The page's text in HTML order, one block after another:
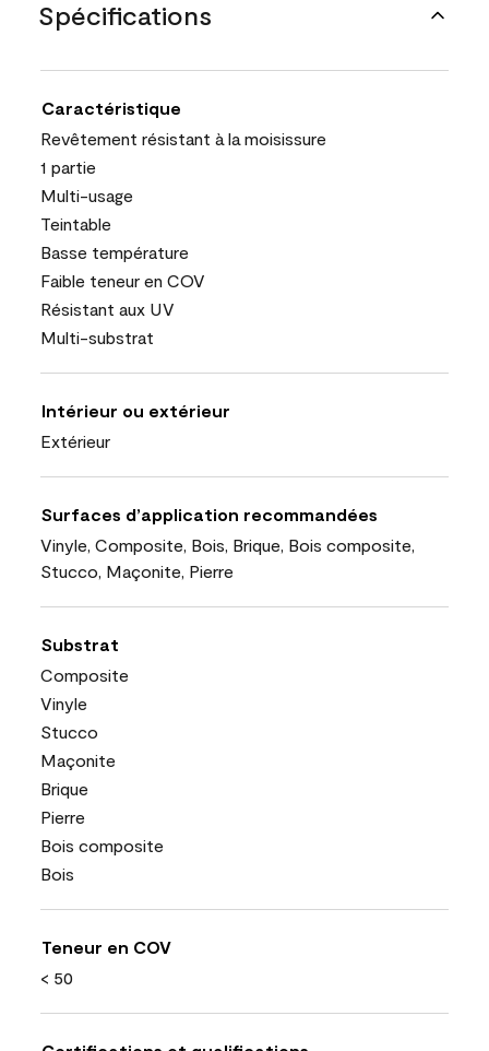
Spécifications
Caractéristique
Revêtement résistant à la moisissure
1 partie
Multi-usage
Teintable
Basse température
Faible teneur en COV
Résistant aux UV
Multi-substrat
Intérieur ou extérieur
Extérieur
Surfaces d’application recommandées
Vinyle, Composite, Bois, Brique, Bois composite,
Stucco, Maçonite, Pierre
Substrat
Composite
Vinyle
Stucco
Maçonite
Brique
Pierre
Bois composite
Bois
Teneur en COV
< 50